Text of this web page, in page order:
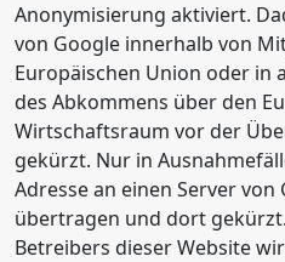
Anonymisierung aktiviert.
von Google innerhalb von
Europäischen Union oder in
des Abkommens über den
Wirtschaftsraum vor der
gekürzt. Nur in
Adresse an einen Server von
übertragen und dort
Betreibers dieser Website